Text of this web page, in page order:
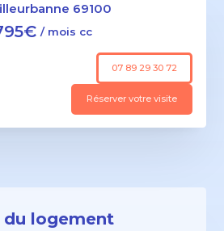
69100
/ mois cc
07 89 29 30 72
Réserver votre visite
logement